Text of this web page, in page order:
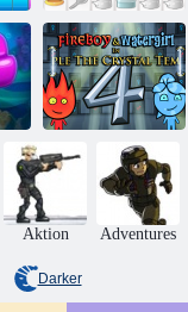
Küche Mahjong
Feuer und
Wasser 4:
Kristalltempel
Aktion Adventures
Darker